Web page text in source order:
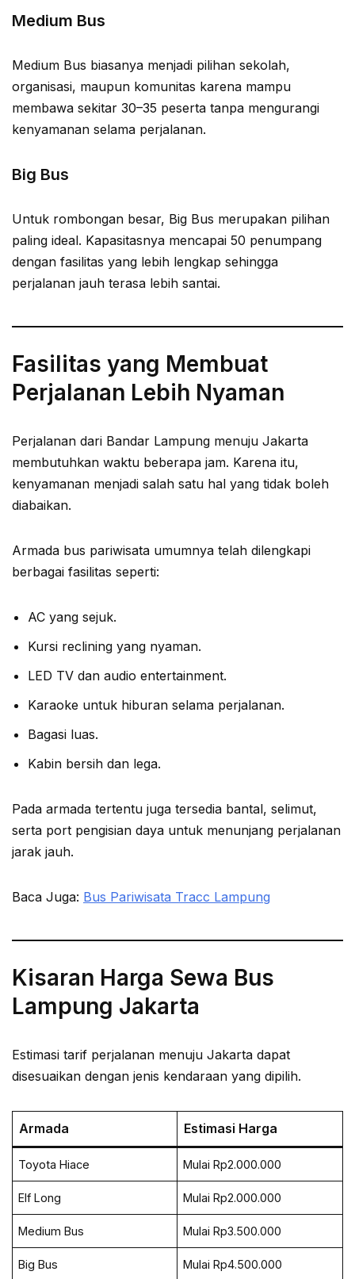
Medium Bus
Medium Bus biasanya menjadi pilihan sekolah,
organisasi, maupun komunitas karena mampu
membawa sekitar 30–35 peserta tanpa mengurangi
kenyamanan selama perjalanan.
Big Bus
Untuk rombongan besar, Big Bus merupakan pilihan
paling ideal. Kapasitasnya mencapai 50 penumpang
dengan fasilitas yang lebih lengkap sehingga
perjalanan jauh terasa lebih santai.
Fasilitas yang Membuat
Perjalanan Lebih Nyaman
Perjalanan dari Bandar Lampung menuju Jakarta
membutuhkan waktu beberapa jam. Karena itu,
kenyamanan menjadi salah satu hal yang tidak boleh
diabaikan.
Armada bus pariwisata umumnya telah dilengkapi
berbagai fasilitas seperti:
AC yang sejuk.
Kursi reclining yang nyaman.
LED TV dan audio entertainment.
Karaoke untuk hiburan selama perjalanan.
Bagasi luas.
Kabin bersih dan lega.
Pada armada tertentu juga tersedia bantal, selimut,
serta port pengisian daya untuk menunjang perjalanan
jarak jauh.
Baca Juga: Bus Pariwisata Tracc Lampung
Kisaran Harga Sewa Bus
Lampung Jakarta
Estimasi tarif perjalanan menuju Jakarta dapat
disesuaikan dengan jenis kendaraan yang dipilih.
Armada Estimasi Harga
Toyota Hiace Mulai Rp2.000.000
Elf Long Mulai Rp2.000.000
Medium Bus Mulai Rp3.500.000
Big Bus Mulai Rp4.500.000